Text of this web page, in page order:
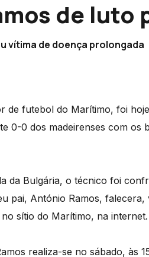
de luto
vítima de doença prolongada
de futebol do Marítimo, foi
0-0 dos madeirenses com
da Bulgária, o técnico foi
pai, António Ramos,
sítio do Marítimo, na internet.
realiza-se no sábado, às